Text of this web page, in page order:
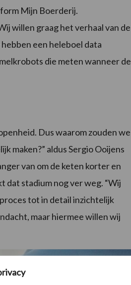
Mijn Boerderij.
willen graag het verhaal van de
een heleboel data
die meten wanneer de
Dus waarom zouden we
maken?” aldus Sergio Ooijens
van om de keten korter en
dat stadium nog ver weg. “Wij
tot in detail inzichtelijk
maar hiermee willen wij